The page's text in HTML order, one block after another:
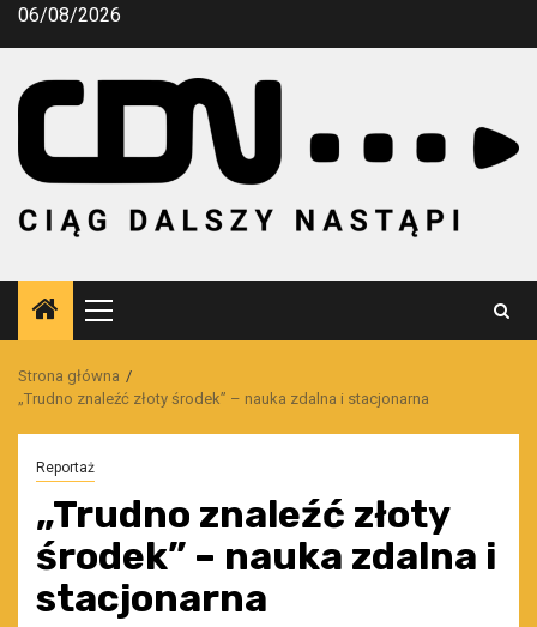
Przejdź
06/08/2026
Menu
główne
Strona główna
„Trudno znaleźć złoty środek” – nauka zdalna i stacjonarna
Reportaż
„Trudno znaleźć złoty
środek” – nauka zdalna i
stacjonarna